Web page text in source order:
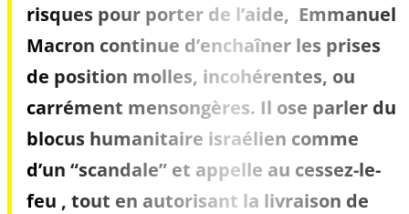
risques pour porter de l’aide, Emmanuel
Macron continue d’enchaîner les prises
de position molles, incohérentes, ou
carrément mensongères. Il ose parler du
blocus humanitaire israélien comme
d’un “scandale” et appelle au cessez-le-
feu , tout en autorisant la livraison de